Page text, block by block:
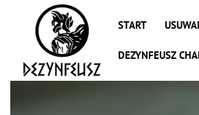
START
DEZYNFEUSZ